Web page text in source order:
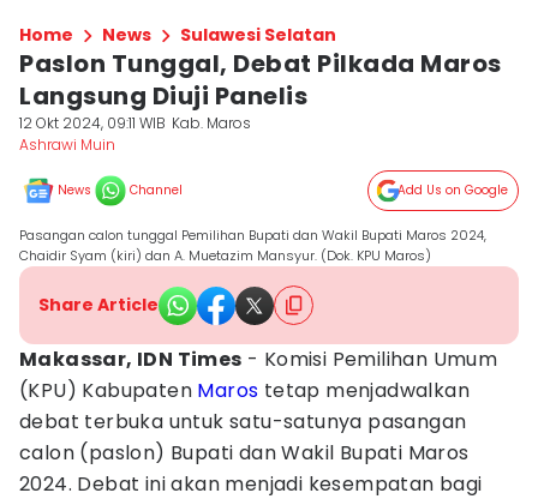
Home News Sulawesi Selatan
Paslon Tunggal, Debat Pilkada Maros
Langsung Diuji Panelis
12 Okt 2024, 09:11 WIB Kab. Maros
Ashrawi Muin
News Channel Add Us on Google
Pasangan calon tunggal Pemilihan Bupati dan Wakil Bupati Maros 2024,
Chaidir Syam (kiri) dan A. Muetazim Mansyur. (Dok. KPU Maros)
Share Article
Makassar, IDN Times - Komisi Pemilihan Umum
(KPU) Kabupaten Maros tetap menjadwalkan
debat terbuka untuk satu-satunya pasangan
calon (paslon) Bupati dan Wakil Bupati Maros
2024. Debat ini akan menjadi kesempatan bagi